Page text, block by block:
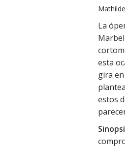
La
esta
gira
estos